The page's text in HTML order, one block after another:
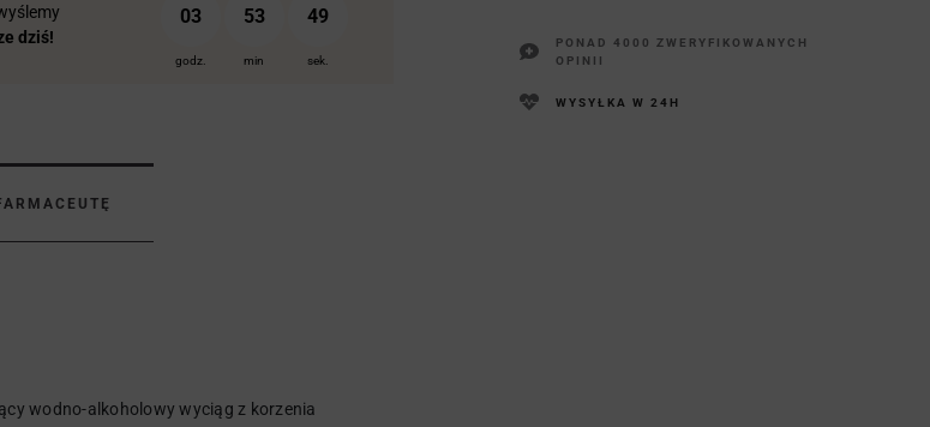
dziś!
03 53 48
godz. min sek.
wodno-alkoholowy wyciąg z korzenia
PONAD 4000 ZWERYFIKOWANYCH
OPINII
WYSYŁKA W 24H